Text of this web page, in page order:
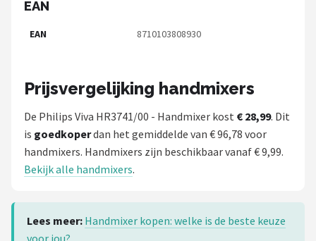
EAN
EAN 8710103808930
Prijsvergelijking handmixers
De Philips Viva HR3741/00 - Handmixer kost € 28,99. Dit
is goedkoperdan het gemiddelde van € 96,78 voor
handmixers. Handmixers zijn beschikbaar vanaf € 9,99.
Bekijk alle handmixers.
Lees meer: Handmixer kopen: welke is de beste keuze